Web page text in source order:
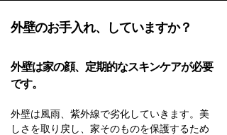
外壁のお手入れ、していますか？
外壁は家の顔、定期的なスキンケアが必要
です。
外壁は風雨、紫外線で劣化していきます。美
しさを取り戻し、家そのものを保護するため